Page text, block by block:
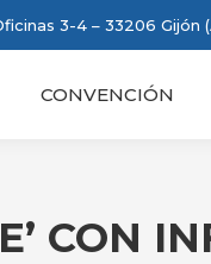
3-4 – 33206 Gijón
CONVENCIÓN
CON